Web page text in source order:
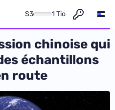
S3 1 Tio
chinoise qui
échantillons
route